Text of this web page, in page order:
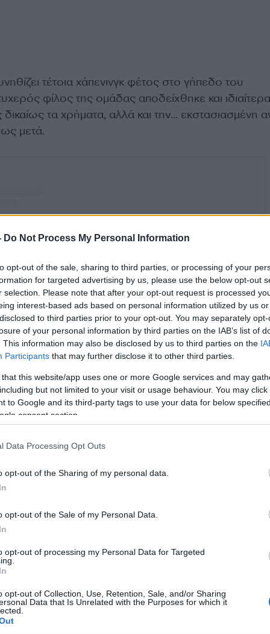
Do Not Process My Personal Information
opt-out of the sale, sharing to third parties, or processing of your
for targeted advertising by us, please use the below opt-out
selection. Please note that after your opt-out request is processed
interest-based ads based on personal information utilized by us
to third parties prior to your opt-out. You may separately
of your personal information by third parties on the IAB’s list of
This information may also be disclosed by us to third parties on the
Participants that may further disclose it to other third parties.
that this website/app uses one or more Google services and may
but not limited to your visit or usage behaviour. You may
to Google and its third-party tags to use your data for below
consent section.
Data Processing Opt Outs
opt-out of the Sharing of my personal data.
opt-out of the Sale of my Personal Data.
opt-out of processing my Personal Data for Targeted
opt-out of Collection, Use, Retention, Sale, and/or Sharing
Data that Is Unrelated with the Purposes for which it
τέτοια χάπενινγκ φέτος στο γήπεδο του
φίλος της ομάδας αποδείχθηκε και ιδιαίτερα
δικαίως τα χρήματα, αλλά και την… εκστασιασμένη
μετά.
δημοσίευση στο Instagram.